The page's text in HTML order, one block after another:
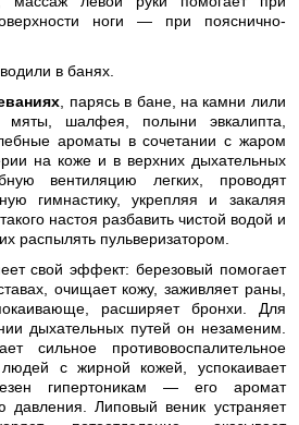
ноги — при пояснично-
в банях.
, парясь в бане, на камни лили
мяты, шалфея, полыни эвкалипта,
ароматы в сочетании с жаром
на коже и в верхних дыхательных
вентиляцию легких, проводят
гимнастику, укрепляя и закаляя
настоя разбавить чистой водой и
распылять пульверизатором.
свой эффект: березовый помогает
очищает кожу, заживляет раны,
расширяет бронхи. Для
дыхательных путей он незаменим.
сильное противовоспалительное
с жирной кожей, успокаивает
гипертоникам — его аромат
давления. Липовый веник устраняет